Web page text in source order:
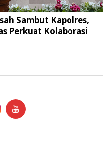
Sambut Kapolres,
Perkuat Kolaborasi